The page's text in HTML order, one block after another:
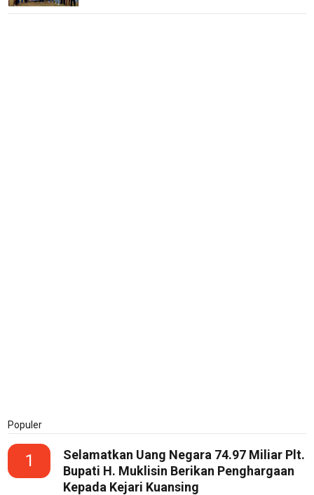
Populer
1
Selamatkan Uang Negara 74.97 Miliar Plt.
Bupati H. Muklisin Berikan Penghargaan
Kepada Kejari Kuansing